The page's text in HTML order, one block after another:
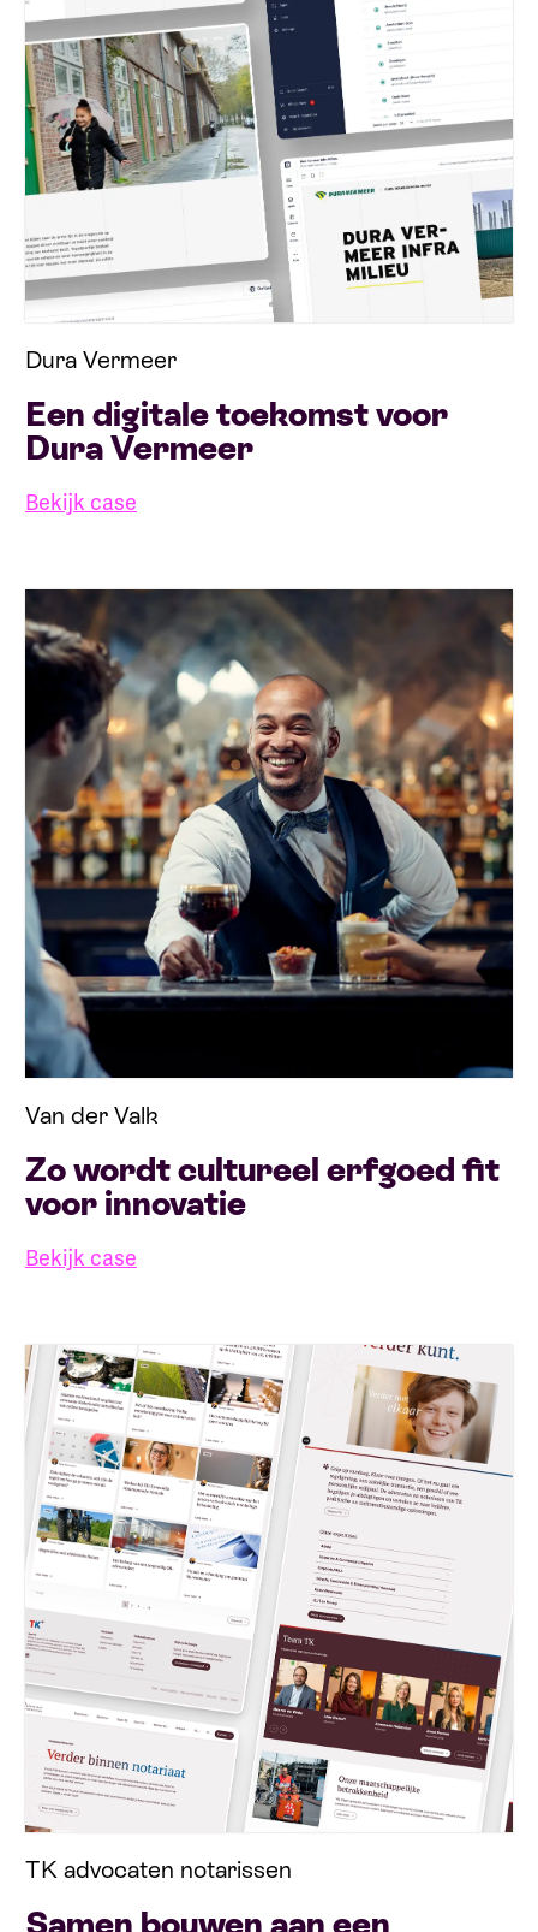
Dura Vermeer
Een digitale toekomst voor
Dura Vermeer
Bekijk case
Van der Valk
Zo wordt cultureel erfgoed fit
voor innovatie
Bekijk case
TK advocaten notarissen
Samen bouwen aan een